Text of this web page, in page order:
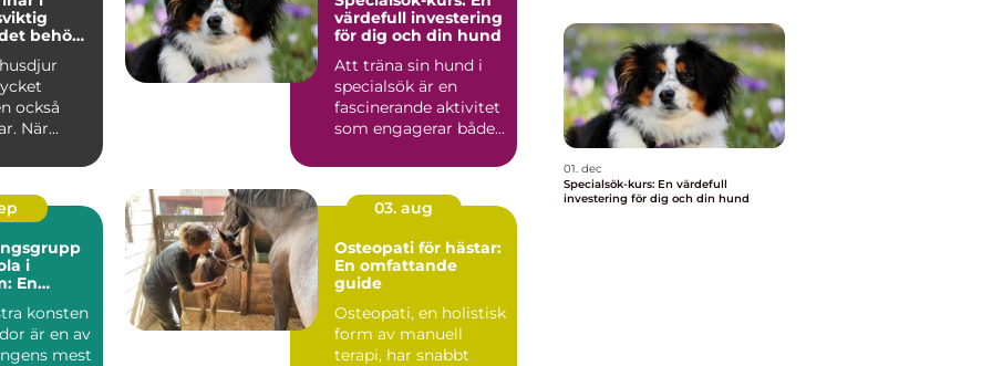
behövs
också
När
värdefull investering
för dig och din hund
Att träna sin hund i
specialsök är en
fascinerande aktivitet
som engagerar både...
i
En
konsten
är en av
mest
03. aug
Osteopati för hästar:
En omfattande
guide
Osteopati, en holistisk
form av manuell
terapi, har snabbt
01. dec
Specialsök-kurs: En värdefull
investering för dig och din hund